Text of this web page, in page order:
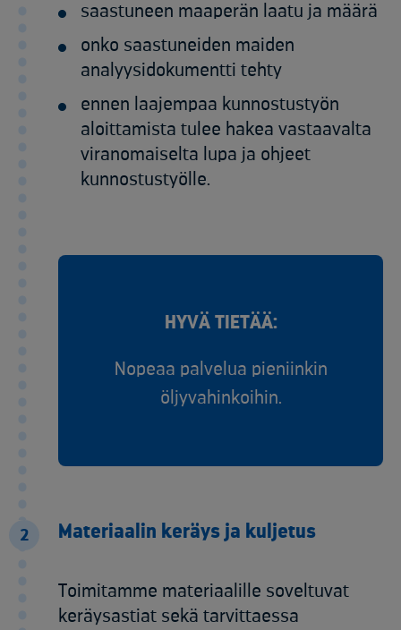
saastuneen maaperän laatu ja määrä​
onko saastuneiden maiden
analyysidokumentti tehty ​
ennen laajempaa kunnostustyön
aloittamista tulee hakea vastaavalta
viranomaiselta lupa ja ohjeet
kunnostustyölle.
HYVÄ TIETÄÄ:
Nopeaa palvelua pieniinkin
öljyvahinkoihin.
2 Materiaalin keräys ja kuljetus
Toimitamme materiaalille soveltuvat
keräysastiat sekä tarvittaessa